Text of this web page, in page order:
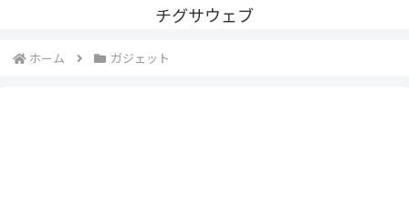
チグサウェブ
ホーム ガジェット